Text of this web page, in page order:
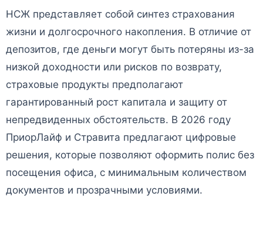
НСЖ представляет собой синтез страхования
жизни и долгосрочного накопления. В отличие от
депозитов, где деньги могут быть потеряны из-за
низкой доходности или рисков по возврату,
страховые продукты предполагают
гарантированный рост капитала и защиту от
непредвиденных обстоятельств. В 2026 году
ПриорЛайф и Стравита предлагают цифровые
решения, которые позволяют оформить полис без
посещения офиса, с минимальным количеством
документов и прозрачными условиями.